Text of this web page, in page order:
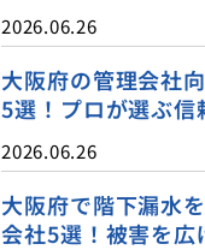
2026.06.26
大阪府の管理会社
5選！プロが選ぶ
2026.06.26
大阪府で階下漏水
会社5選！被害を